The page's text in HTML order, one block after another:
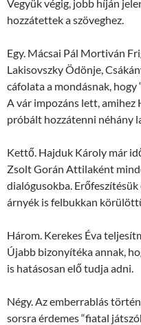
Vegyük végig, jobb híján
hozzátettek a szöveghez.
Egy. Mácsai Pál Mortiván
Lakisovszky Ödönje,
cáfolata a mondásnak, hogy
A vár impozáns lett,
próbált hozzátenni néhány
Kettő. Hajduk Károly már
Zsolt Gorán Attilaként
dialógusokba.
árnyék is felbukkan
Három. Kerekes Éva
Újabb bizonyítéka annak,
is hatásosan elő tudja adni.
Négy. Az emberrablás
sorsra érdemes “fiatal